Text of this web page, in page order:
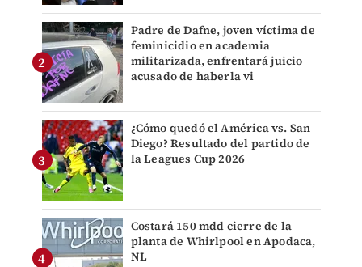
Padre de Dafne, joven víctima de
feminicidio en academia
militarizada, enfrentará juicio
acusado de haberla vi
¿Cómo quedó el América vs. San
Diego? Resultado del partido de
la Leagues Cup 2026
Costará 150 mdd cierre de la
planta de Whirlpool en Apodaca,
NL